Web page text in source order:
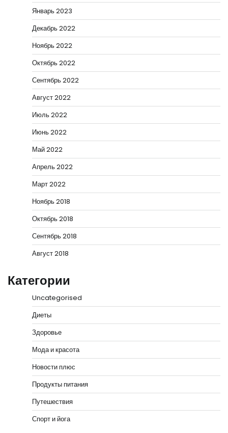
Январь 2023
Декабрь 2022
Ноябрь 2022
Октябрь 2022
Сентябрь 2022
Август 2022
Июль 2022
Июнь 2022
Май 2022
Апрель 2022
Март 2022
Ноябрь 2018
Октябрь 2018
Сентябрь 2018
Август 2018
Категории
Uncategorised
Диеты
Здоровье
Мода и красота
Новости плюс
Продукты питания
Путешествия
Спорт и йога